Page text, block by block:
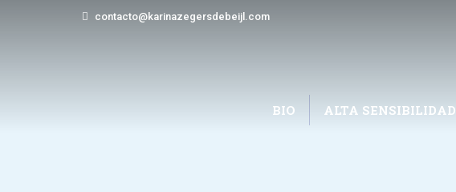
contacto@karinazegersdebeijl.com
BIO ALTA SENSIBILIDAD